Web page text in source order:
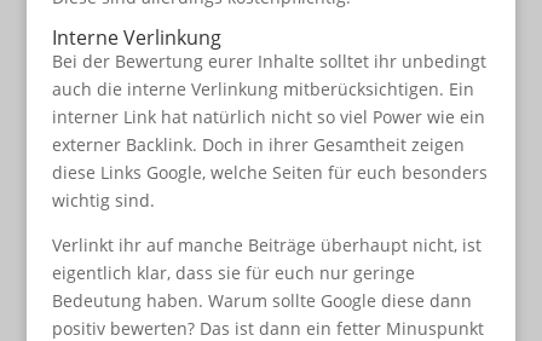
Interne Verlinkung
Bei der Bewertung eurer Inhalte solltet ihr unbedingt
auch die interne Verlinkung mitberücksichtigen. Ein
interner Link hat natürlich nicht so viel Power wie ein
externer Backlink. Doch in ihrer Gesamtheit zeigen
diese Links Google, welche Seiten für euch besonders
wichtig sind.
Verlinkt ihr auf manche Beiträge überhaupt nicht, ist
eigentlich klar, dass sie für euch nur geringe
Bedeutung haben. Warum sollte Google diese dann
positiv bewerten? Das ist dann ein fetter Minuspunkt